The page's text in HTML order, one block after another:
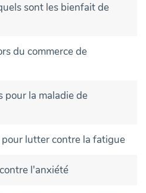
sont les bienfait de
du commerce de
pour la maladie de
lutter contre la fatigue
l'anxiété